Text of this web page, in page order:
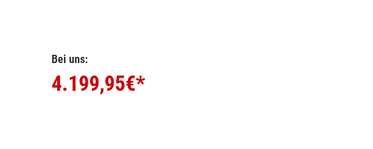
Bei uns:
4.199,95€*